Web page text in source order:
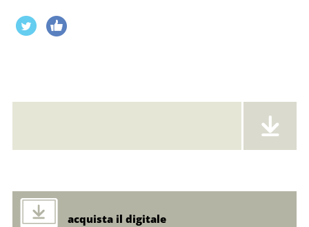
acquista il digitale